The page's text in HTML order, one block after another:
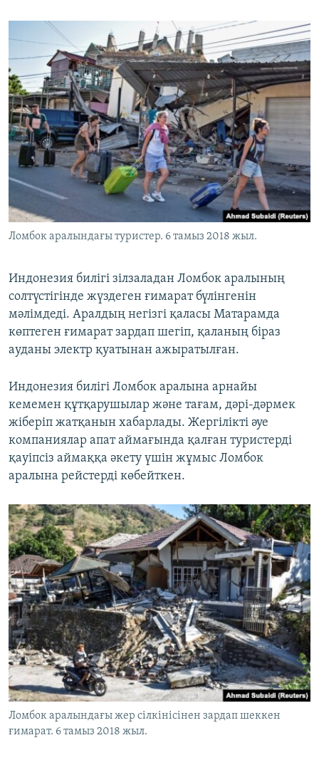
Ломбок аралындағы туристер. 6 тамыз 2018 жыл.
Индонезия билігі зілзаладан Ломбок аралының
солтүстігінде жүздеген ғимарат бүлінгенін
мәлімдеді. Аралдың негізгі қаласы Матарамда
көптеген ғимарат зардап шегіп, қаланың біраз
ауданы электр қуатынан ажыратылған.
Индонезия билігі Ломбок аралына арнайы
кемемен құтқарушылар және тағам, дәрі-дәрмек
жіберіп жатқанын хабарлады. Жергілікті әуе
компаниялар апат аймағында қалған туристерді
қауіпсіз аймаққа әкету үшін жұмыс Ломбок
аралына рейстерді көбейткен.
Ломбок аралындағы жер сілкінісінен зардап шеккен
ғимарат. 6 тамыз 2018 жыл.